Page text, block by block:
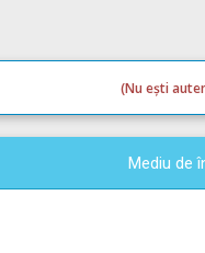
(Nu ești
Mediu de